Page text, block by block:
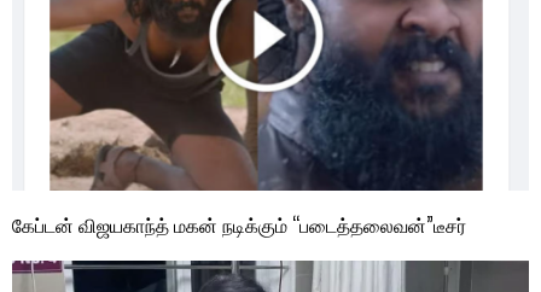
கேப்டன் விஜயகாந்த் மகன் நடிக்கும் “படைத்தலைவன்”டீசர்